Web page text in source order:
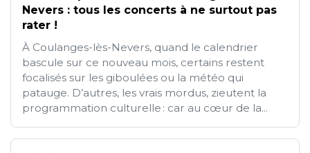
Nevers : tous les concerts à ne surtout pas
rater !
À Coulanges-lès-Nevers, quand le calendrier
bascule sur ce nouveau mois, certains restent
focalisés sur les giboulées ou la météo qui
patauge. D’autres, les vrais mordus, zieutent la
programmation culturelle : car au cœur de la...